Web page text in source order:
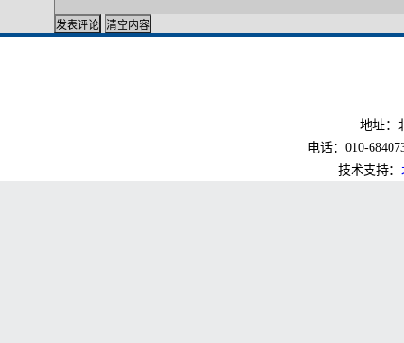
地址：
电话：010-
技术支持：